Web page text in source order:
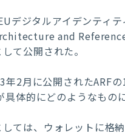
デジタルアイデンティ
and
て公開された。
年2月に公開されたARF
具体的にどのようなもの
ては、ウォレットに格